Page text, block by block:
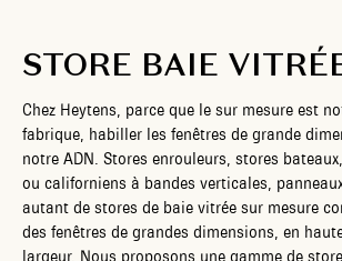
STORE BAIE
Chez Heytens, parce que le sur mesure est
fabrique, habiller les fenêtres de grande
notre ADN. Stores enrouleurs, stores
ou californiens à bandes verticales,
autant de stores de baie vitrée sur mesure
des fenêtres de grandes dimensions, en
largeur. Nous proposons une gamme de stores personnalisés